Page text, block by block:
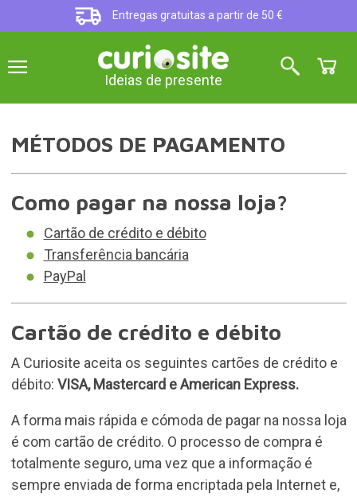
Entregas gratuitas a partir de 50 €
Ideias de presente
MÉTODOS DE PAGAMENTO
Como pagar na nossa loja?
Cartão de crédito e débito
Transferência bancária
PayPal
Cartão de crédito e débito
A Curiosite aceita os seguintes cartões de crédito e
débito: VISA, Mastercard e American Express.
A forma mais rápida e cómoda de pagar na nossa loja
é com cartão de crédito. O processo de compra é
totalmente seguro, uma vez que a informação é
sempre enviada de forma encriptada pela Internet e,